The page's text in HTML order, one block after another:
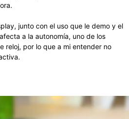
junto con el uso que le demo y el
a la autonomía, uno de los
reloj, por lo que a mi entender no